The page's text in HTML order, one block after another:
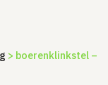
> boerenklinkstel –